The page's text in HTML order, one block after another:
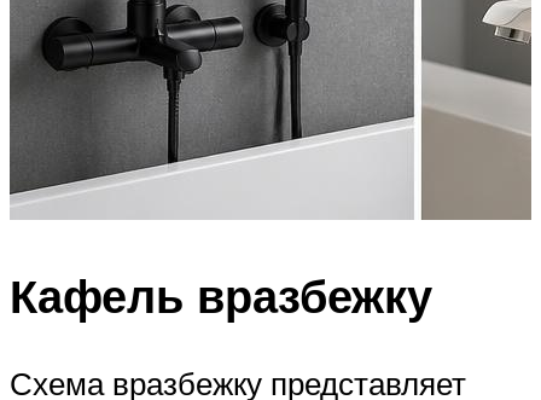
Кафель вразбежку
Схема вразбежку представляет